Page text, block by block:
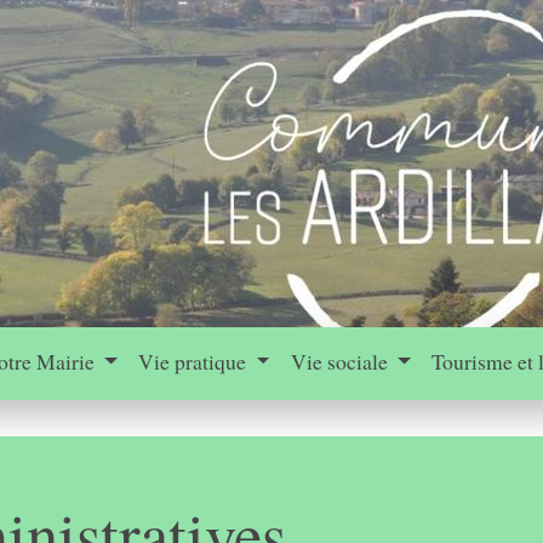
Mairie Vie pratique Vie sociale Tourisme et